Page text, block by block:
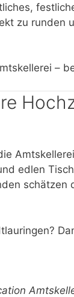
zu runden
–
edlen
schätzen